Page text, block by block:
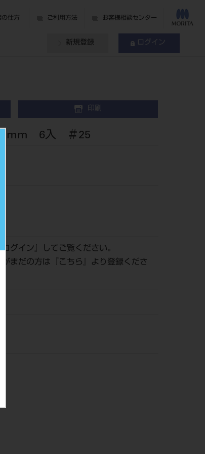
の仕方 ご利用方法 お客様相談センター
新規登録 ログイン
印刷
6入 ＃25
ログイン 』してご覧ください。
まだの方は『
こちら
』より登録くださ